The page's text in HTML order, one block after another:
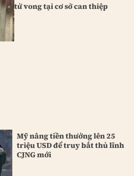
tử vong tại cơ sở can thiệp
Mỹ nâng tiền thưởng lên 25
triệu USD để truy bắt thủ lĩnh
CJNG mới